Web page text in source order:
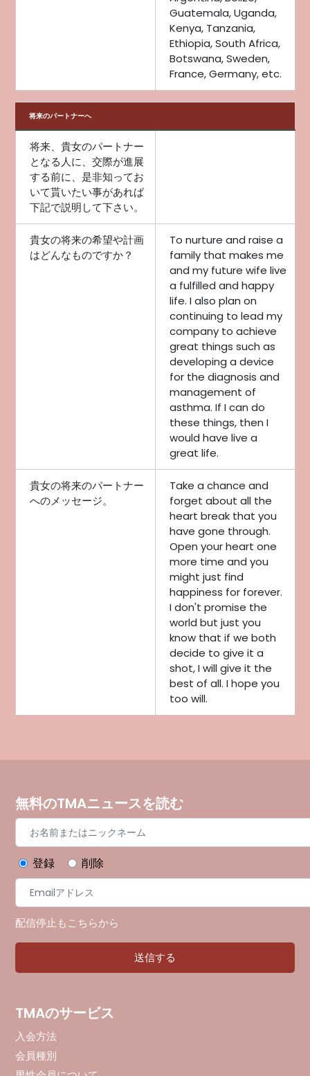
Guatemala, Uganda,
Kenya, Tanzania,
Ethiopia, South Africa,
Botswana, Sweden,
France, Germany, etc.
将来のパートナーへ
将来、貴女のパートナー
となる人に、交際が進展
する前に、是非知ってお
いて貰いたい事があれば
下記で説明して下さい。
貴女の将来の希望や計画
はどんなものですか？
To nurture and raise a
family that makes me
and my future wife live
a fulfilled and happy
life. I also plan on
continuing to lead my
company to achieve
great things such as
developing a device
for the diagnosis and
management of
asthma. If I can do
these things, then I
would have live a
great life.
貴女の将来のパートナー
へのメッセージ。
Take a chance and
forget about all the
heart break that you
have gone through.
Open your heart one
more time and you
might just find
happiness for forever.
I don't promise the
world but just you
know that if we both
decide to give it a
shot, I will give it the
best of all. I hope you
too will.
無料のTMAニュースを読む
登録 削除
配信停止もこちらから
TMAのサービス
入会方法
会員種別